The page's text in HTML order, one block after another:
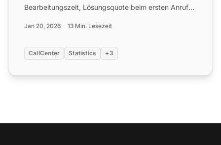
Bearbeitungszeit, Lösungsquote beim ersten Anruf
Jan 20, 2026 13 Min. Lesezeit
CallCenter Statistics +3